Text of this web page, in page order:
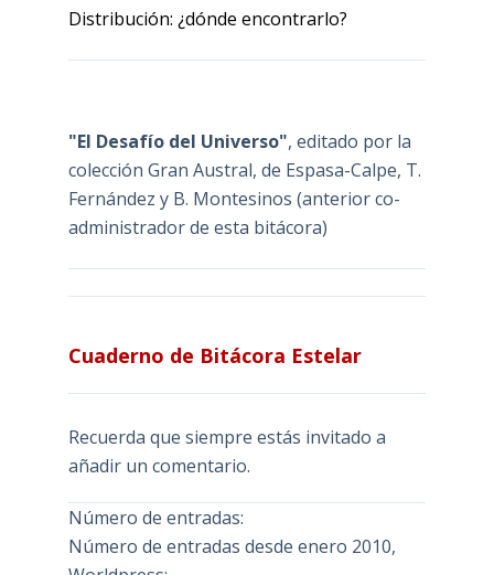
Distribución: ¿dónde encontrarlo?
"El Desafío del Universo", editado por la
colección Gran Austral, de Espasa-Calpe, T.
Fernández y B. Montesinos (anterior co-
administrador de esta bitácora)
Cuaderno de Bitácora Estelar
Recuerda que siempre estás invitado a
añadir un comentario.
Número de entradas:
Número de entradas desde enero 2010,